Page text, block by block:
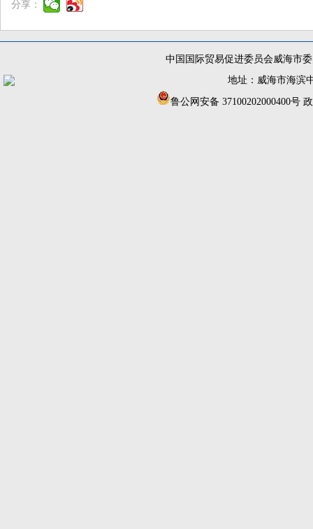
分享：
中国国际贸易促进委员会威海市
地址：威海市海滨
鲁公网安备 37100202000400号